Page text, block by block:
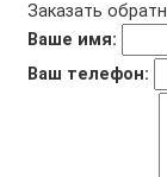
Заказать
Ваше имя:
Ваш телефон: